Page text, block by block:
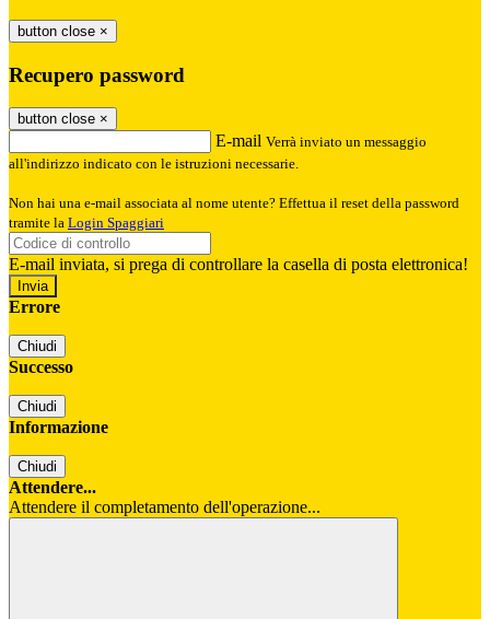
button close ×
Recupero password
button close ×
E-mail Verrà inviato un messaggio
all'indirizzo indicato con le istruzioni necessarie.
Non hai una e-mail associata al nome utente? Effettua il reset della password
tramite la Login Spaggiari
E-mail inviata, si prega di controllare la casella di posta elettronica!
Errore
Chiudi
Successo
Chiudi
Informazione
Chiudi
Attendere...
Attendere il completamento dell'operazione...